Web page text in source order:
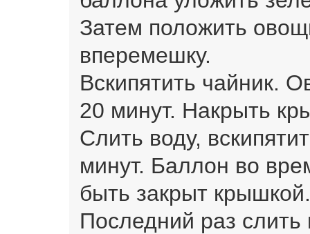
Затем положить
вперемешку.
Вскипятить чайник.
20 минут. Накрыть
Слить воду,
минут. Баллон во
быть закрыт крышкой.
Последний раз